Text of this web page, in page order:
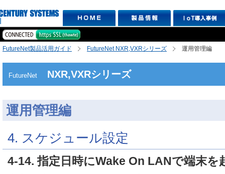
FutureNet製品活用ガイド FutureNet NXR,VXRシリーズ 運用管理編
FutureNet NXR,VXRシリーズ
運用管理編
4. スケジュール設定
4-14. 指定日時にWake On LANで端末を